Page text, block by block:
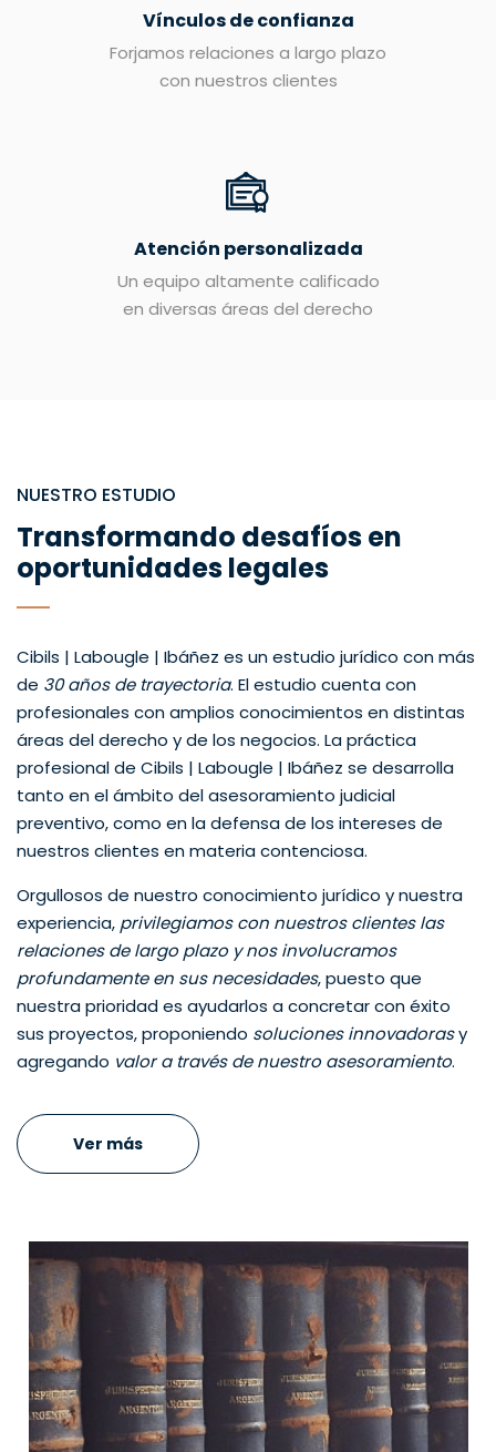
Vínculos de confianza
Forjamos relaciones a largo plazo
con nuestros clientes
Atención personalizada
Un equipo altamente calificado
en diversas áreas del derecho
NUESTRO ESTUDIO
Transformando desafíos en
oportunidades legales
Cibils | Labougle | Ibáñez es un estudio jurídico con más
de 30 años de trayectoria. El estudio cuenta con
profesionales con amplios conocimientos en distintas
áreas del derecho y de los negocios. La práctica
profesional de Cibils | Labougle | Ibáñez se desarrolla
tanto en el ámbito del asesoramiento judicial
preventivo, como en la defensa de los intereses de
nuestros clientes en materia contenciosa.
Orgullosos de nuestro conocimiento jurídico y nuestra
experiencia, privilegiamos con nuestros clientes las
relaciones de largo plazo y nos involucramos
profundamente en sus necesidades, puesto que
nuestra prioridad es ayudarlos a concretar con éxito
sus proyectos, proponiendo soluciones innovadorasy
agregando valor a través de nuestro asesoramiento.
Ver más